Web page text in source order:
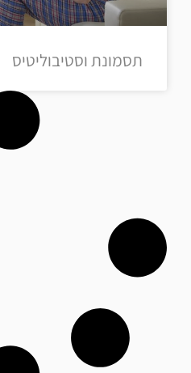
תסמונת וסטיבוליטיס